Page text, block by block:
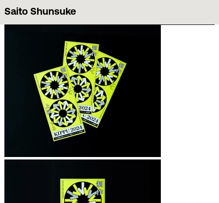
Saito Shunsuke